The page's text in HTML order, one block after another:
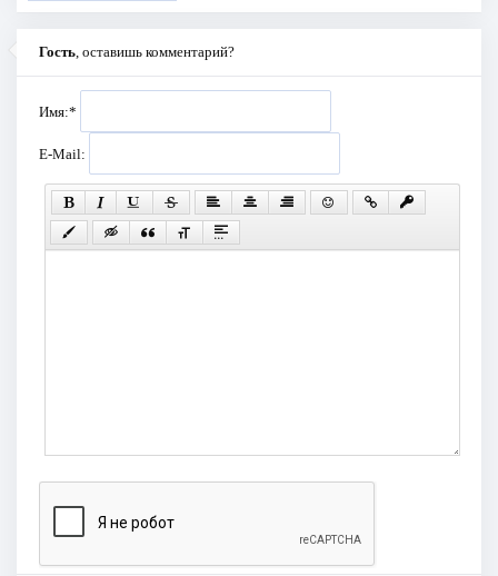
Гость , оставишь комментарий?
Имя:*
E-Mail: